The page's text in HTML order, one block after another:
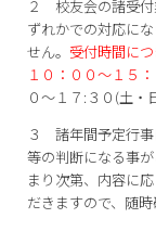
２ 校友会の諸受付
ずれかでの対応に
せん。 受付時間に
１０：００～１５：
０～１７:３０(土・
３ 諸年間予定行事
等の判断になる事
まり次第、内容に
だきますので、随時